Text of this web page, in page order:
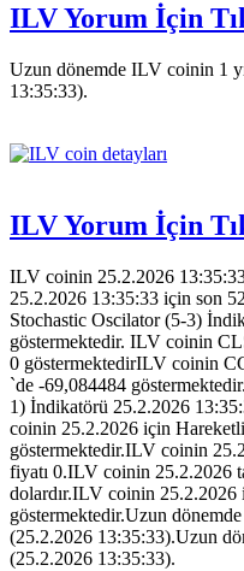
ILV Yorum İçin
Uzun dönemde ILV coinin 1
13:35:33).
ILV Yorum İçin
ILV coinin 25.2.2026
25.2.2026 13:35:33 için son
Stochastic Oscilator (5-3)
göstermektedir. ILV coinin
0 göstermektedirILV coinin
`de -69,084484
1) İndikatörü 25.2.2026
coinin 25.2.2026 için
göstermektedir.ILV coinin
fiyatı 0.ILV coinin 25.2.2026
dolardır.ILV coinin
göstermektedir.Uzun
(25.2.2026 13:35:33).Uzun
(25.2.2026 13:35:33).